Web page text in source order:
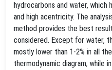
hydrocarbons and water, which
and high acentricity. The
method provides the best
considered. Except for water,
mostly lower than 1-2% in all
thermodynamic diagram, while